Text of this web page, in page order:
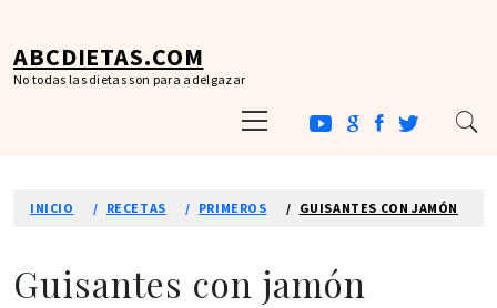
contenido
ABCDIETAS.COM
No todas las dietas son para adelgazar
principal
INICIO RECETAS PRIMEROS GUISANTES CON JAMÓN
Guisantes con jamón